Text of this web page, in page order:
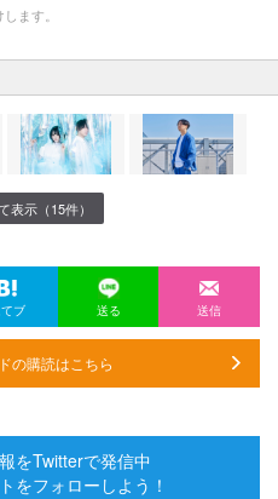
ます。
表示（15件）
ブ 送る 送信
の購読はこちら
をTwitterで発信中
をフォローしよう！